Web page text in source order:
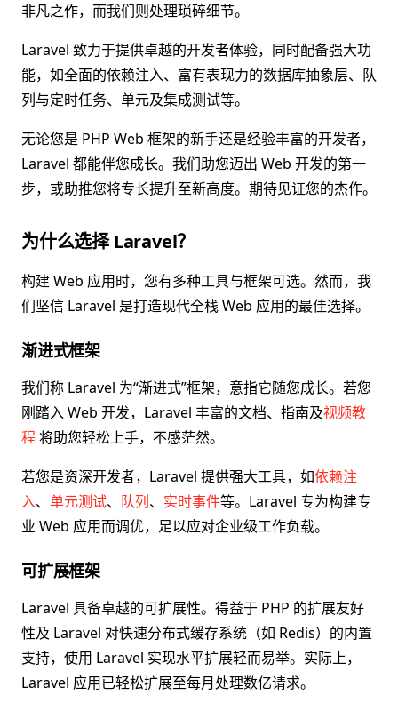
非凡之作，而我们则处理琐碎细节。
Laravel 致力于提供卓越的开发者体验，同时配备强大功
能，如全面的依赖注入、富有表现力的数据库抽象层、队
列与定时任务、单元及集成测试等。
无论您是 PHP Web 框架的新手还是经验丰富的开发者，
Laravel 都能伴您成长。我们助您迈出 Web 开发的第一
步，或助推您将专长提升至新高度。期待见证您的杰作。
为什么选择 Laravel？
构建 Web 应用时，您有多种工具与框架可选。然而，我
们坚信 Laravel 是打造现代全栈 Web 应用的最佳选择。
渐进式框架
我们称 Laravel 为“渐进式”框架，意指它随您成长。若您
刚踏入 Web 开发，Laravel 丰富的文档、指南及视频教
程 将助您轻松上手，不感茫然。
若您是资深开发者，Laravel 提供强大工具，如依赖注
入、 单元测试、 队列、 实时事件等。Laravel 专为构建专
业 Web 应用而调优，足以应对企业级工作负载。
可扩展框架
Laravel 具备卓越的可扩展性。得益于 PHP 的扩展友好
性及 Laravel 对快速分布式缓存系统（如 Redis）的内置
支持，使用 Laravel 实现水平扩展轻而易举。实际上，
Laravel 应用已轻松扩展至每月处理数亿请求。